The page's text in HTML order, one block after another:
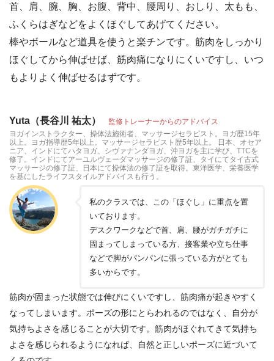
首、肩、腕、胸、お腹、背中、腰周り、おしり、太もも、
ふくらはぎなどをよくほぐしてあげてください。
棒やボールなど道具を使うと楽チンです。筋肉をしっかり
ほぐしてから伸ばせば、筋肉痛になりにくいですし、いつ
もよりよく伸ばせるはずです。
Yuta（長谷川 祐太） 監修トレーナーからのアドバイス
ヨガインストラクター、操体法施術者、マッサージセラピスト。ヨガ歴15年
以上。ヨガ指導歴5年以上。マッサージセラピスト歴5年以上。 日本、オセア
ニア、インドにてハタヨガ、シヴァナンダヨガ、沖ヨガを主に学び、TTCを
修了。インドにてアーユルヴェーダマッサージの修了証、タイにてタイ古式
マッサージの修了証、日本にて操体法の修了証を取得。東洋医学、栄養医学
を基にしたライフスタイルアドバイスも行う。
私のクラスでは、この「ほぐし」に重点を置
いております。
デスクワークなどで首、肩、腰がガチガチに
固まってしまっている方、接客業や立ち仕事
などで脚がパンパンに張っている方がとても
多いからです。
筋肉が固まった状態では伸びにくいですし、筋肉痛が起きやすく
なってしまいます。ポーズの形にとらわれるのではなく、自分が
気持ちよさを感じることが大切です。筋肉がほぐれてきて気持ち
よさを感じられるようになれば、自然と正しいポーズに近づいて